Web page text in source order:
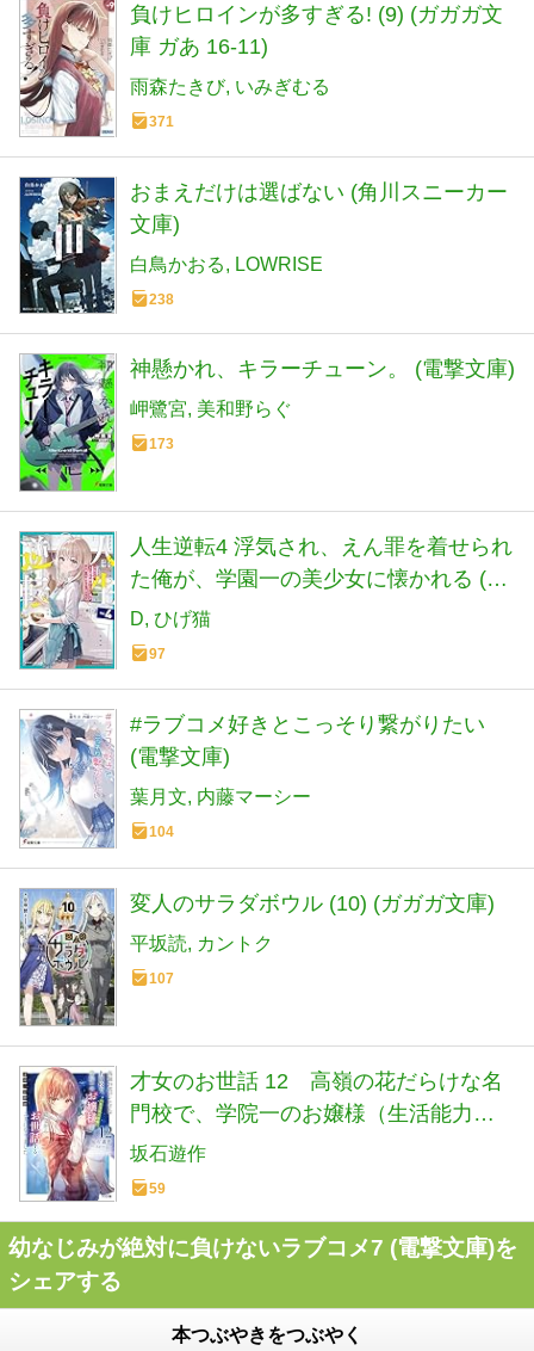
負けヒロインが多すぎる! (9) (ガガガ文
庫 ガあ 16-11)
雨森たきび いみぎむる
371
おまえだけは選ばない (角川スニーカー
文庫)
白鳥かおる LOWRISE
238
神懸かれ、キラーチューン。 (電撃文庫)
岬鷺宮 美和野らぐ
173
人生逆転4 浮気され、えん罪を着せられ
た俺が、学園一の美少女に懐かれる (角
川スニーカー文庫)
D ひげ猫
97
#ラブコメ好きとこっそり繋がりたい
(電撃文庫)
葉月文 内藤マーシー
104
変人のサラダボウル (10) (ガガガ文庫)
平坂読 カントク
107
才女のお世話 12 高嶺の花だらけな名
門校で、学院一のお嬢様（生活能力皆
無）を陰ながらお世話することになり
ました (HJ文庫 さ 07-03-12)
坂石遊作
59
幼なじみが絶対に負けないラブコメ7 (電撃文庫)を
シェアする
本つぶやきをつぶやく